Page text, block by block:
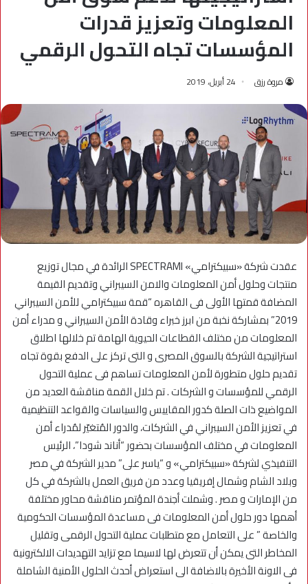
المعلومات وتعزيز قدرات
المؤسسات تجاه التحول الرقمي
مروة رزق 24 أبريل، 2019
عقدت شركة «سبيكترامي» SPECTRAMI الرائدة في مجال توزيع
منتجات وحلول أمن المعلومات والامن السيبراني وتقديم القيمة
المضافة قمتها الأولى فى القاهره “قمة سبيكترامي للأمن السيبراني
2019” بمشاركة نخبة من ابرز خبراء وقادة الأمن السيبراني و مدراء أمن
المعلومات من مختلف القطاعات الحيوية الهامة تم خلالها اطلاق
استراتيجية الشركة بالسوق المصرى و التى تركز على الدفع بقوة تجاه
تقديم حلول متطورة لأمن المعلومات تساهم فى عملية التحول
الرقمي للمؤسسات و الشركات . تم خلال القمة مناقشة العديد من
المواضيع ذات الصلة كدور المقاييس والسياسات والقواعد التنظيمية
في تعزيز الأمن السيبراني في الشركات، والدور المُتغيّر لمُدراء أمن
المعلومات في مختلف المؤسسات بحضور “أناند شودا”، الرئيس
التنفيذي لشركة «سبيكترامي» و “ياسر على” مدير الشركة في مصر
وبلاد الشام وشمال إفريقيا وعدد من فريق العمل بالشركة في كل
من الإمارات و مصر . وشملت أجندة المؤتمر مناقشة محاور مختلفة
أهمها دور حلول أمن المعلومات فى مساعدة المؤسسات الحكومية
والخاصة ” على التعامل مع متطلبات عملية التحول الرقمى وتقليل
المخاطر التى يمكن أن تتعرض لها لاسيما مع تزايد التهديدات الالكترونية
فى الاونة الأخيرة بالاضافة الى استعراض أحدث الحلول الأمنية الشاملة